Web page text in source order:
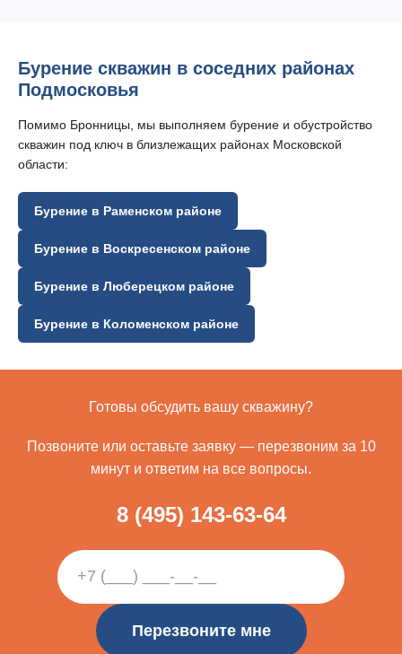
Бурение скважин в соседних районах
Подмосковья
Помимо Бронницы, мы выполняем бурение и обустройство
скважин под ключ в близлежащих районах Московской
области:
Бурение в Раменском районе
Бурение в Воскресенском районе
Бурение в Люберецком районе
Бурение в Коломенском районе
Готовы обсудить вашу скважину?
Позвоните или оставьте заявку — перезвоним за 10
минут и ответим на все вопросы.
8 (495) 143-63-64
Ваш телефон
Перезвоните мне